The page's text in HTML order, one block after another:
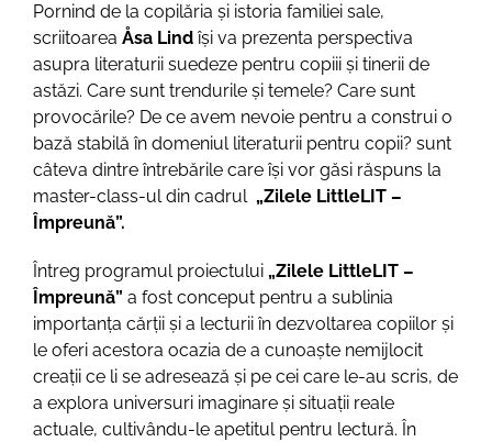
Pornind de la copilăria și istoria familiei sale,
scriitoarea Åsa Lind își va prezenta perspectiva
asupra literaturii suedeze pentru copiii și tinerii de
astăzi. Care sunt trendurile și temele? Care sunt
provocările? De ce avem nevoie pentru a construi o
bază stabilă în domeniul literaturii pentru copii? sunt
câteva dintre întrebările care își vor găsi răspuns la
master-class-ul din cadrul „Zilele LittleLIT –
Împreună”.
Întreg programul proiectului „Zilele LittleLIT –
Împreună” a fost conceput pentru a sublinia
importanța cărții și a lecturii în dezvoltarea copiilor și
le oferi acestora ocazia de a cunoaște nemijlocit
creații ce li se adresează și pe cei care le-au scris, de
a explora universuri imaginare și situații reale
actuale, cultivându-le apetitul pentru lectură. În